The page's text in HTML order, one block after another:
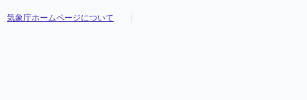
気象庁ホームページについて